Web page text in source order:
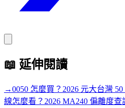
📖 延伸閱讀
→0050 怎麼買？2026 元大台灣
線怎麼看？2026 MA240 偏離度查